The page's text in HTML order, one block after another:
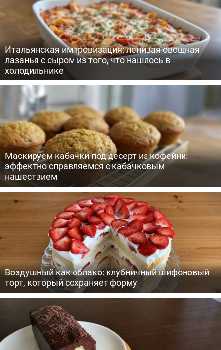
Итальянская импровизация: ленивая овощная
лазанья с сыром из того, что нашлось в
холодильнике
Маскируем кабачки под десерт из кофейни:
эффектно справляемся с кабачковым
нашествием
Воздушный как облако: клубничный шифоновый
торт, который сохраняет форму